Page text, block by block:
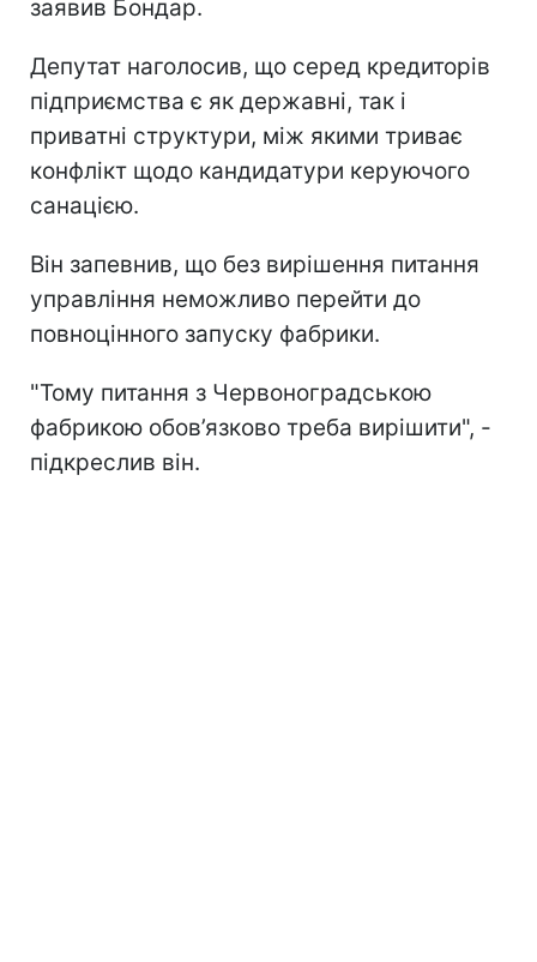
заявив Бондар.
Депутат наголосив, що серед кредиторів
підприємства є як державні, так і
приватні структури, між якими триває
конфлікт щодо кандидатури керуючого
санацією.
Він запевнив, що без вирішення питання
управління неможливо перейти до
повноцінного запуску фабрики.
"Тому питання з Червоноградською
фабрикою обов’язково треба вирішити", -
підкреслив він.